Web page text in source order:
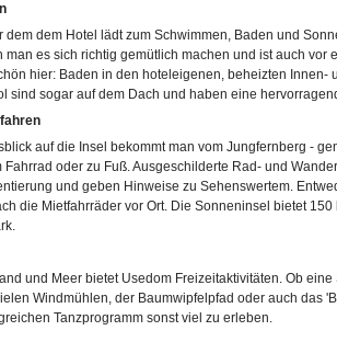
dem dem Hotel lädt zum Schwimmen, Baden und
man es sich richtig gemütlich machen und ist auch vor
hier: Baden in den hoteleigenen, beheizten Innen-
sind sogar auf dem Dach und haben eine
auf die Insel bekommt man vom Jungfernberg -
Fahrrad oder zu Fuß. Ausgeschilderte Rad- und
und geben Hinweise zu Sehenswertem.
die Mietfahrräder vor Ort. Die Sonneninsel bietet
und Meer bietet Usedom Freizeitaktivitäten. Ob eine
Windmühlen, der Baumwipfelpfad oder auch das
Tanzprogramm sonst viel zu erleben.